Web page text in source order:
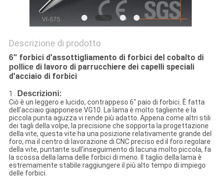
Descrizione di prodotto
6" forbicid'assottigliamento di forbici del cobalto di
pollicedi lavoro di parrucchiere dei capelli speciali
d'acciaio di forbici
1 . Descrizioni:
Ciò è un leggero e lucido, contrappeso 6" paio di forbici. È fatta
dell'acciaio giapponese VG10. La lama è molto tagliente e la
piccola punta aguzza vi rende più adatto. Appena come altri stili
dei tagli della volpe, la precisione che sopporta la progettazione
della vite, questa vite ha una posizione relativamente grande del
foro, ma il centro di lavorazione di CNC preciso ed il foro regolare
della vite, puntante sull'inseguimento di lacuna molto piccola, fa
la scossa della lama delle forbici di meno. Il taglio della lama è
estremamente stabile raggiungere il più alto tempo di impiego
delle forbici.